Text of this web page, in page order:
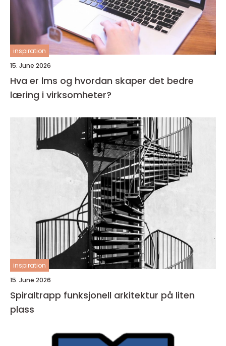
inspiration
15. June 2026
Hva er lms og hvordan skaper det bedre
læring i virksomheter?
inspiration
15. June 2026
Spiraltrapp funksjonell arkitektur på liten
plass